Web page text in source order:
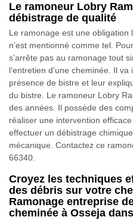
Le ramoneur Lobry
débistrage de qualité
Le ramonage est une
n’est mentionné comme tel.
s’arrête pas au ramonage tout
l’entretien d’une cheminée. Il
présence de bistre et leur
du bistre. Le ramoneur Lobry
des années. Il possède des
réaliser une intervention
effectuer un débistrage
mécanique. Contactez ce
66340.
Croyez les techniques
des débris sur votre
Ramonage entreprise
cheminée à Osseja dans